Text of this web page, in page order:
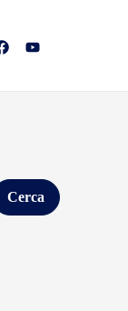
Cerca